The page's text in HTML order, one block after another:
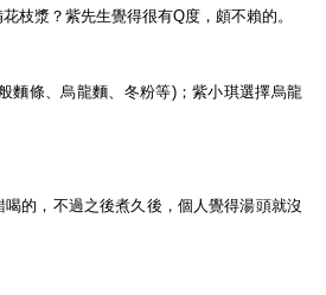
枝漿？紫先生覺得很有Q度，頗不賴的。
麵條、烏龍麵、冬粉等)；紫小琪選擇烏龍
的，不過之後煮久後，個人覺得湯頭就沒